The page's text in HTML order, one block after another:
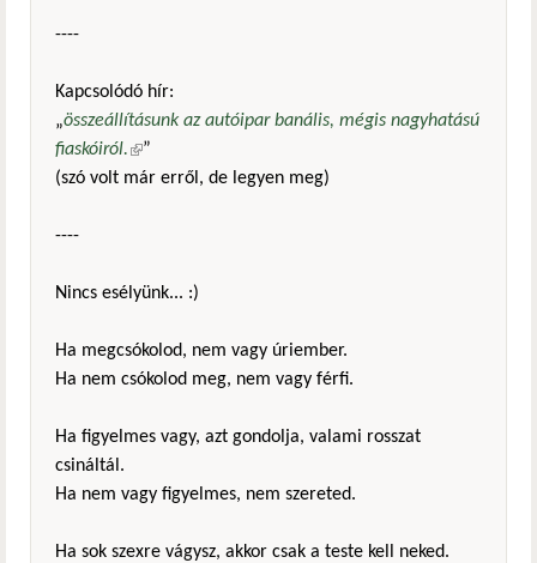
----
Kapcsolódó hír:
„összeállításunk az autóipar banális, mégis nagyhatású
fiaskóiról.(külső hivatkozás)
”
(szó volt már erről, de legyen meg)
----
Nincs esélyünk... :)
Ha megcsókolod, nem vagy úriember.
Ha nem csókolod meg, nem vagy férfi.
Ha figyelmes vagy, azt gondolja, valami rosszat
csináltál.
Ha nem vagy figyelmes, nem szereted.
Ha sok szexre vágysz, akkor csak a teste kell neked.